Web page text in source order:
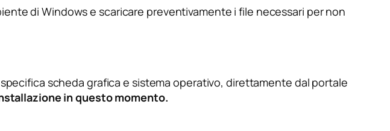
di Windows e scaricare preventivamente i file necessari per non
scheda grafica e sistema operativo, direttamente dal portale
in questo momento.